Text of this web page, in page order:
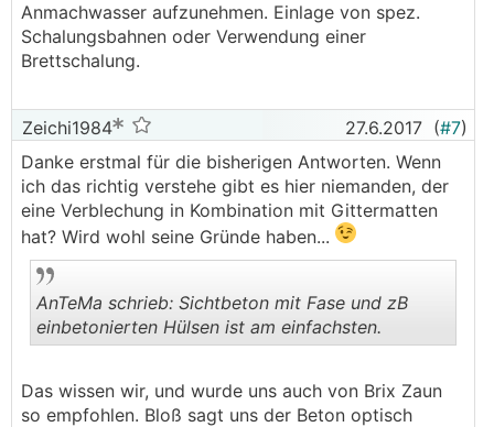
Anmachwasser aufzunehmen. Einlage von spez.
Schalungsbahnen oder Verwendung einer
Brettschalung.
Zeichi1984 27.6.2017 (#7)
Danke erstmal für die bisherigen Antworten. Wenn
ich das richtig verstehe gibt es hier niemanden, der
eine Verblechung in Kombination mit Gittermatten
hat? Wird wohl seine Gründe haben...
..
AnTeMa schrieb: Sichtbeton mit Fase und zB
einbetonierten Hülsen ist am einfachsten.
Das wissen wir, und wurde uns auch von Brix Zaun
so empfohlen. Bloß sagt uns der Beton optisch